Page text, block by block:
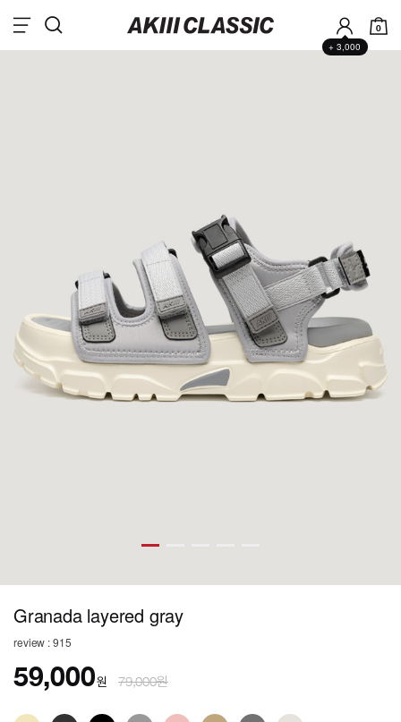
+ 3,000
0
Granada layered gray
review : 915
59,000원 79,000원